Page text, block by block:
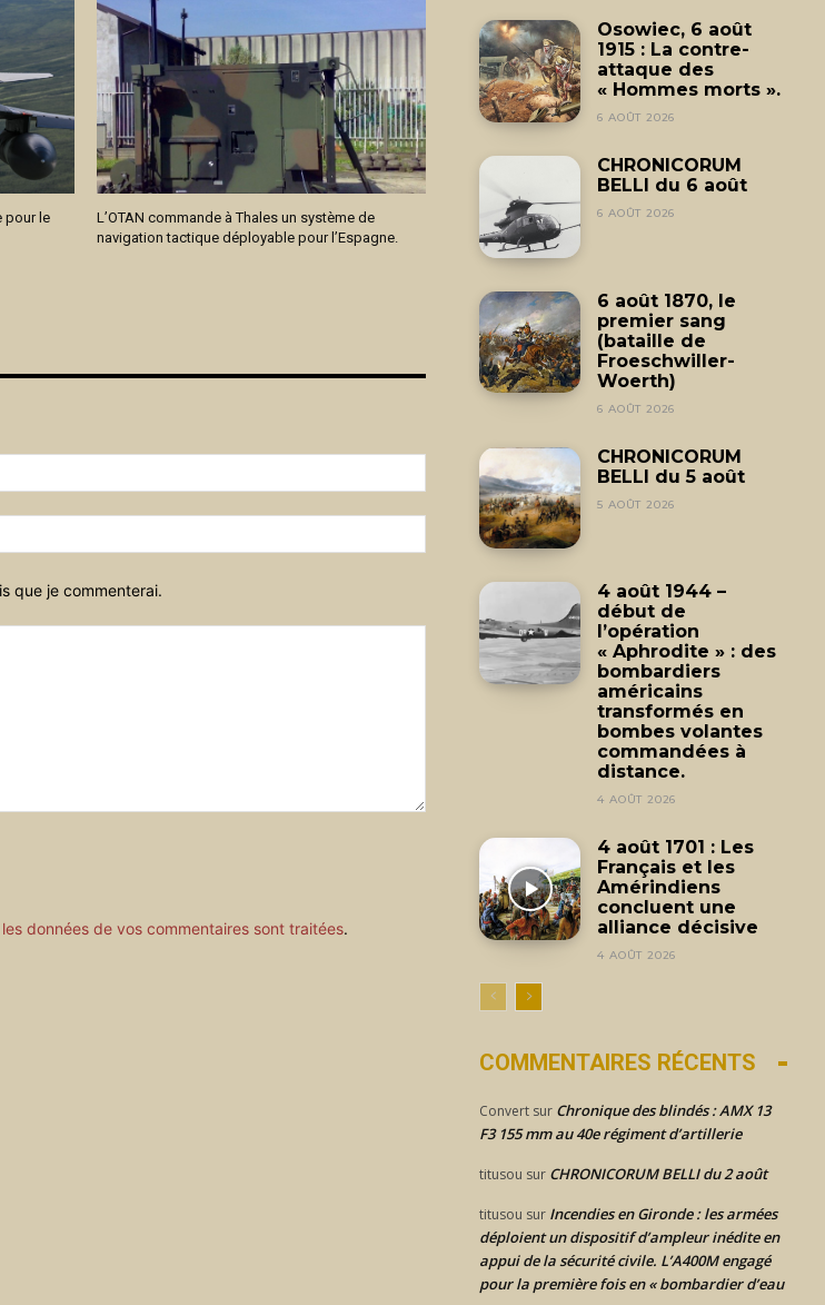
pour le
L’OTAN commande à Thales un système de
navigation tactique déployable pour l’Espagne.
:*
:
que je commenterai.
données de vos commentaires sont traitées.
Osowiec, 6 août
1915 : La contre-
attaque des
« Hommes morts ».
6 AOÛT 2026
CHRONICORUM
BELLI du 6 août
6 AOÛT 2026
6 août 1870, le
premier sang
(bataille de
Froeschwiller-
Woerth)
6 AOÛT 2026
CHRONICORUM
BELLI du 5 août
5 AOÛT 2026
4 août 1944 –
début de
l’opération
« Aphrodite » : des
bombardiers
américains
transformés en
bombes volantes
commandées à
distance.
4 AOÛT 2026
4 août 1701 : Les
Français et les
Amérindiens
concluent une
alliance décisive
4 AOÛT 2026
COMMENTAIRES RÉCENTS
Convert sur Chronique des blindés : AMX 13
F3 155 mm au 40e régiment d’artillerie
titusou sur CHRONICORUM BELLI du 2 août
titusou sur Incendies en Gironde : les armées
déploient un dispositif d’ampleur inédite en
appui de la sécurité civile. L’A400M engagé
pour la première fois en « bombardier d’eau